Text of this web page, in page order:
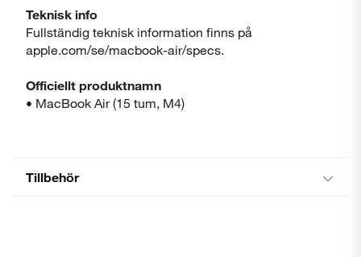
Teknisk info
Fullständig teknisk information finns på
apple.com/se/macbook-air/specs.
Officiellt produktnamn
• MacBook Air (15 tum, M4)
Tillbehör